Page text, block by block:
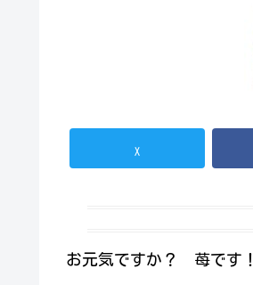
X
お元気ですか？ 苺です！